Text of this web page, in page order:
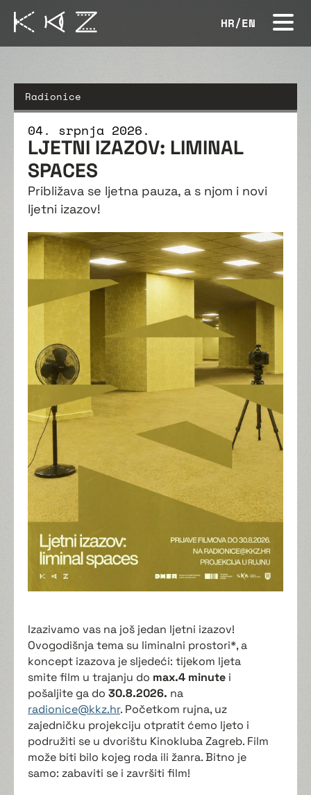
HR/EN
Radionice
04. srpnja 2026.
LJETNI IZAZOV: LIMINAL
SPACES
Približava se ljetna pauza, a s njom i novi
ljetni izazov!
Izazivamo vas na još jedan ljetni izazov!
Ovogodišnja tema su liminalni prostori*, a
koncept izazova je sljedeći: tijekom ljeta
smite film u trajanju do max.4 minute i
pošaljite ga do 30.8.2026. na
radionice@kkz.hr. Početkom rujna, uz
zajedničku projekciju otpratit ćemo ljeto i
podružiti se u dvorištu Kinokluba Zagreb. Film
može biti bilo kojeg roda ili žanra. Bitno je
samo: zabaviti se i završiti film!